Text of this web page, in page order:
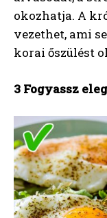
okozhatja. A
vezethet, ami
korai őszülést
3 Fogyassz